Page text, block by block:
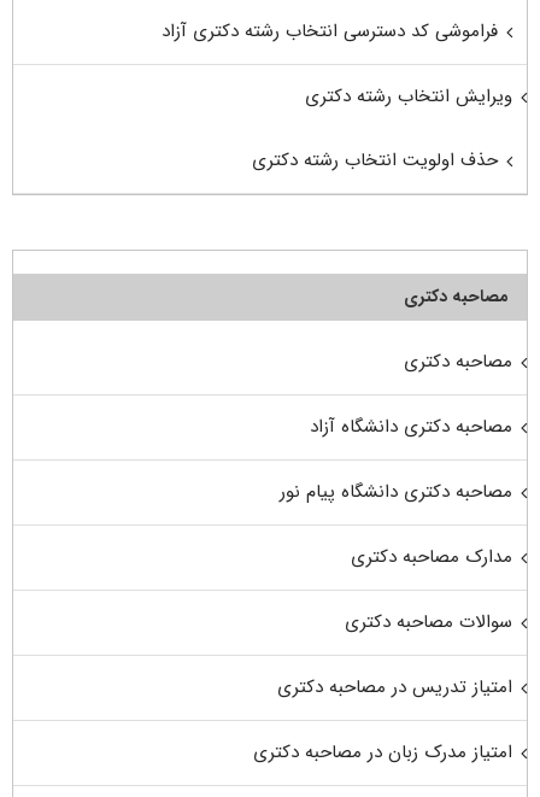
فراموشی کد دسترسی انتخاب رشته دکتری آزاد
ویرایش انتخاب رشته دکتری
حذف اولویت انتخاب رشته دکتری
مصاحبه دکتری
مصاحبه دکتری
مصاحبه دکتری دانشگاه آزاد
مصاحبه دکتری دانشگاه پیام نور
مدارک مصاحبه دکتری
سوالات مصاحبه دکتری
امتیاز تدریس در مصاحبه دکتری
امتیاز مدرک زبان در مصاحبه دکتری